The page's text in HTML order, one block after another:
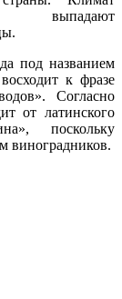
выпадают
под названием
к фразе
Согласно
от латинского
поскольку
виноградников.